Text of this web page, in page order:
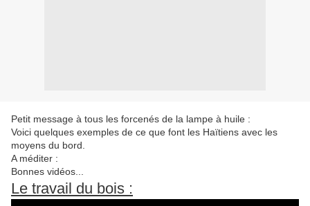
Petit message à tous les forcenés de la lampe à huile :
Voici quelques exemples de ce que font les Haïtiens avec les
moyens du bord.
A méditer :
Bonnes vidéos...
Le travail du bois :